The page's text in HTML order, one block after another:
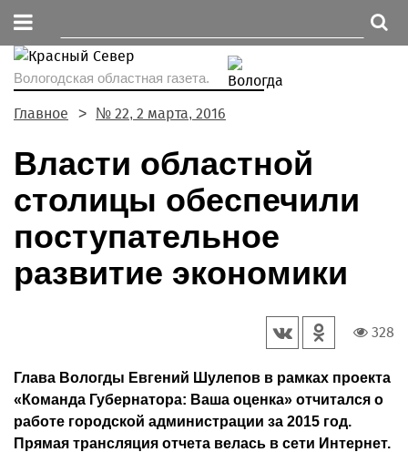
Вологодская областная газета.
Главное № 22, 2 марта, 2016
Власти областной
столицы обеспечили
поступательное
развитие экономики
328
Глава Вологды Евгений Шулепов в рамках проекта
«Команда Губернатора: Ваша оценка» отчитался о
работе городской администрации за 2015 год.
Прямая трансляция отчета велась в сети Интернет.